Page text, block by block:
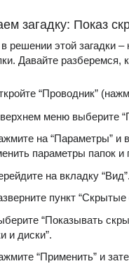
загадку: Показ
решении этой загадки –
Давайте разберемся,
“Проводник”
меню выберите
на “Параметры” и
параметры папок и
на вкладку “Вид”.
пункт
“Показывать
и диски”.
“Применить” и